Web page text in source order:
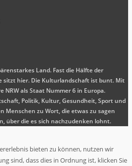
Land. Fast die Hälfte der
sitzt hier. Die Kulturlandschaft ist bunt. Mit
NRW als Staat Nummer 6 in Europa.
Politik, Kultur, Gesundheit, Sport und
Menschen zu Wort, die etwas zu sagen
über die es sich nachzudenken lohnt.
bieten zu können, nutzen wir
sind, dass dies in Ordnung ist, klicken Sie